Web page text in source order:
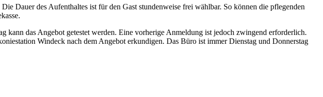
Dauer des Aufenthaltes ist für den Gast stundenweise frei wählbar. So können die pflegenden
kann das Angebot getestet werden. Eine vorherige Anmeldung ist jedoch zwingend erforderlich.
Windeck nach dem Angebot erkundigen. Das Büro ist immer Dienstag und Donnerstag